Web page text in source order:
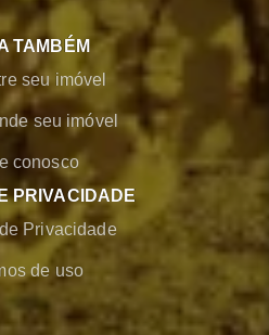
TAMBÉM
seu imóvel
seu imóvel
conosco
PRIVACIDADE
Privacidade
de uso